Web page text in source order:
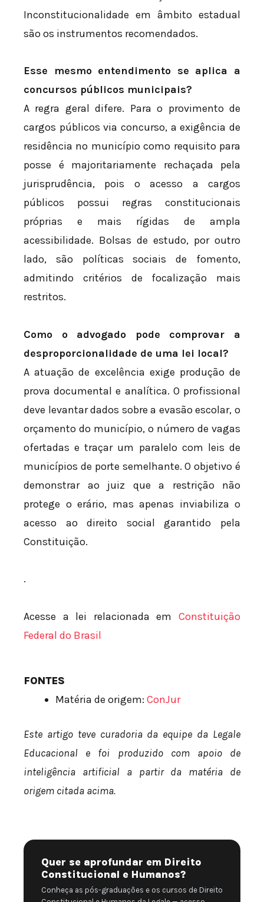
Inconstitucionalidade em âmbito estadual
são os instrumentos recomendados.
Esse mesmo entendimento se aplica a
concursos públicos municipais?
A regra geral difere. Para o provimento de
cargos públicos via concurso, a exigência de
residência no município como requisito para
posse é majoritariamente rechaçada pela
jurisprudência, pois o acesso a cargos
públicos possui regras constitucionais
próprias e mais rígidas de ampla
acessibilidade. Bolsas de estudo, por outro
lado, são políticas sociais de fomento,
admitindo critérios de focalização mais
restritos.
Como o advogado pode comprovar a
desproporcionalidade de uma lei local?
A atuação de excelência exige produção de
prova documental e analítica. O profissional
deve levantar dados sobre a evasão escolar, o
orçamento do município, o número de vagas
ofertadas e traçar um paralelo com leis de
municípios de porte semelhante. O objetivo é
demonstrar ao juiz que a restrição não
protege o erário, mas apenas inviabiliza o
acesso ao direito social garantido pela
Constituição.
.
Acesse a lei relacionada em Constituição
Federal do Brasil
FONTES
Matéria de origem: ConJur
Este artigo teve curadoria da equipe da Legale
Educacional e foi produzido com apoio de
inteligência artificial a partir da matéria de
origem citada acima.
Quer se aprofundar em Direito
Constitucional e Humanos?
Conheça as pós-graduações e os cursos de Direito